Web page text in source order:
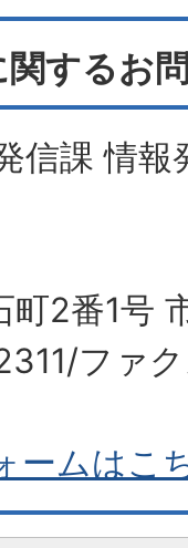
関するお
信課 情報
町2番1号
ファ
ームはこ